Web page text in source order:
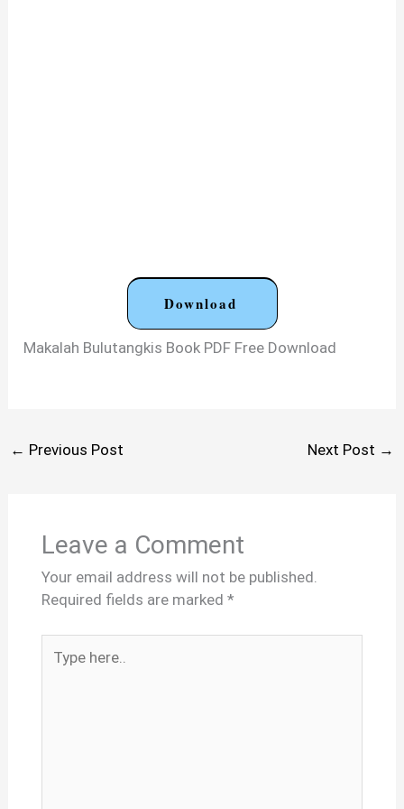
Download
Makalah Bulutangkis Book PDF Free Download
← Previous Post Next Post →
Leave a Comment
Your email address will not be published.
Required fields are marked *
here..